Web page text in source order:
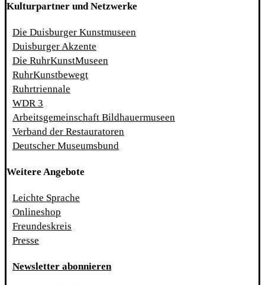
Kulturpartner und Netzwerke
Die Duisburger Kunstmuseen
Duisburger Akzente
Die RuhrKunstMuseen
RuhrKunstbewegt
Ruhrtriennale
WDR 3
Arbeitsgemeinschaft Bildhauermuseen
Verband der Restauratoren
Deutscher Museumsbund
Weitere Angebote
Leichte Sprache
Onlineshop
Freundeskreis
Presse
Newsletter abonnieren